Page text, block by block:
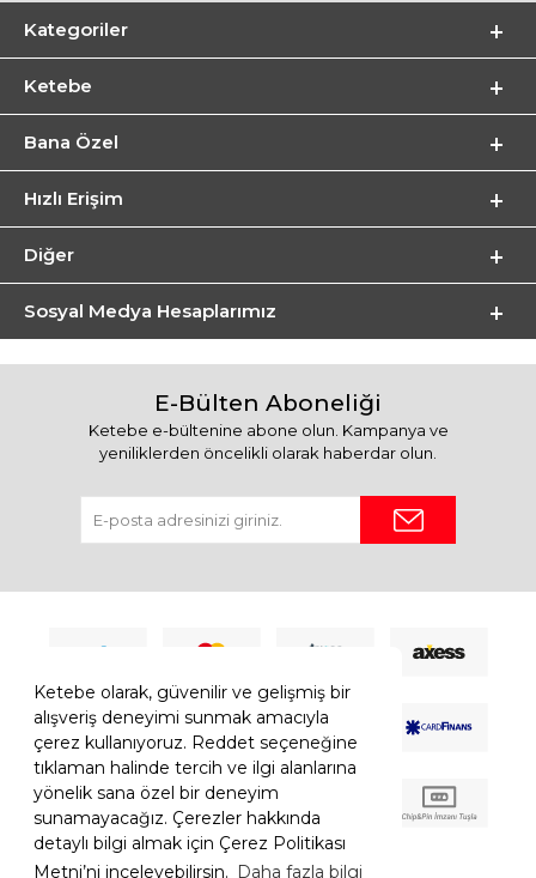
Ketebe olarak, güvenilir ve gelişmiş bir
alışveriş deneyimi sunmak amacıyla
çerez kullanıyoruz. Reddet seçeneğine
tıklaman halinde tercih ve ilgi alanlarına
yönelik sana özel bir deneyim
sunamayacağız. Çerezler hakkında
detaylı bilgi almak için Çerez Politikası
Metni’ni inceleyebilirsin. Daha fazla bilgi
Kategoriler
Ketebe
Bana Özel
Hızlı Erişim
Diğer
Sosyal Medya Hesaplarımız
E-Bülten Aboneliği
Ketebe e-bültenine abone olun. Kampanya ve
yeniliklerden öncelikli olarak haberdar olun.